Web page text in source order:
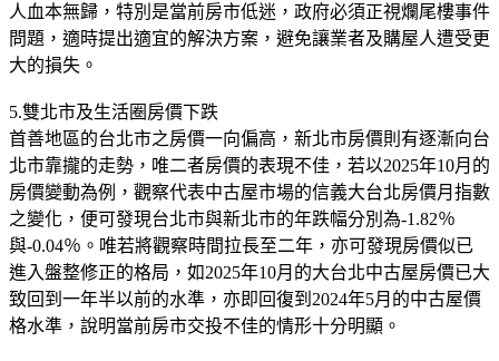
人血本無歸，特別是當前房市低迷，政府必須正視爛尾樓事件
問題，適時提出適宜的解決方案，避免讓業者及購屋人遭受更
大的損失。
5.雙北市及生活圈房價下跌
首善地區的台北市之房價一向偏高，新北市房價則有逐漸向台
北市靠攏的走勢，唯二者房價的表現不佳，若以2025年10月的
房價變動為例，觀察代表中古屋市場的信義大台北房價月指數
之變化，便可發現台北市與新北市的年跌幅分別為-1.82％
與-0.04％。唯若將觀察時間拉長至二年，亦可發現房價似已
進入盤整修正的格局，如2025年10月的大台北中古屋房價已大
致回到一年半以前的水準，亦即回復到2024年5月的中古屋價
格水準，說明當前房市交投不佳的情形十分明顯。